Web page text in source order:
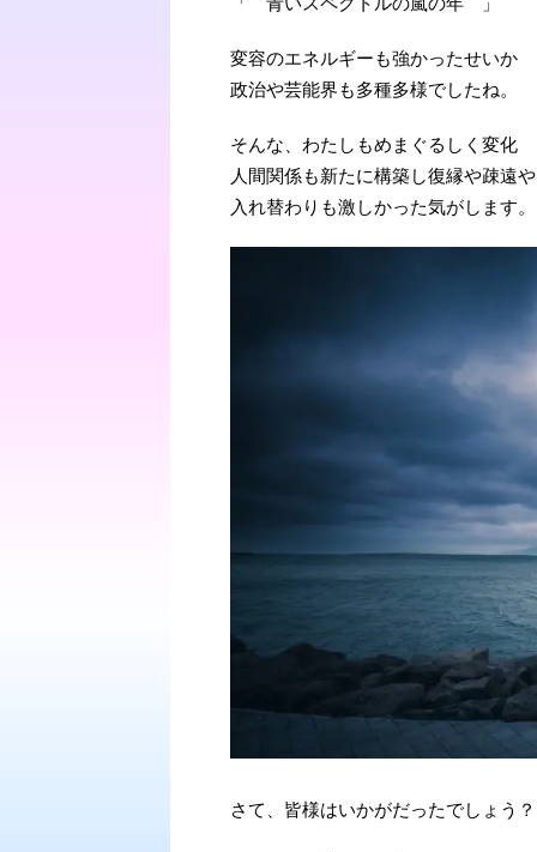
変容のエネルギーも強かったせいか
政治や芸能界も多種多様でしたね。
そんな、わたしもめまぐるしく変化
人間関係も新たに構築し復縁や疎遠や
入れ替わりも激しかった気がします。
さて、皆様はいかがだったでしょう？